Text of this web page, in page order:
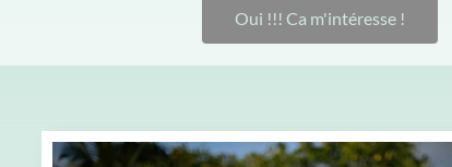
Oui !!! Ca m'intéresse !